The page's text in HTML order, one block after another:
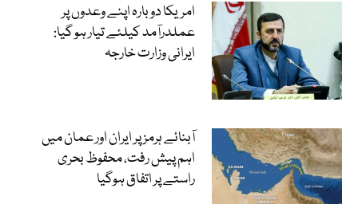
امریکا دوبارہ اپنے وعدوں پر
عملدرآمد کیلئے تیار ہو گیا:
ایرانی وزارت خارجہ
آبنائے ہرمز پر ایران اور عمان میں
اہم پیش رفت، محفوظ بحری
راستے پر اتفاق ہوگیا